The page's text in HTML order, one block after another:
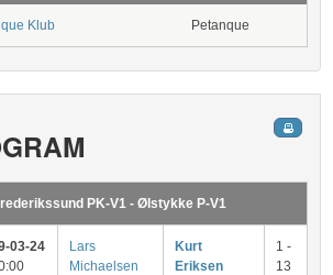
Klub Petanque
PK-V1 - Ølstykke P-V1
03-24
Lars
Michaelsen
Kurt
Eriksen
1 -
13